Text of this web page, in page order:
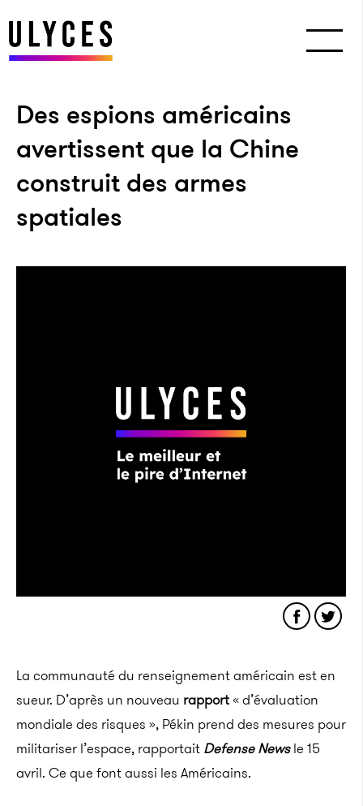
Des espions américains
avertissent que la Chine
construit des armes
spatiales
La communauté du renseignement américain est en
sueur. D’après un nouveau rapport« d’évaluation
mondiale des risques », Pékin prend des mesures pour
militariser l’espace, rapportait Defense Newsle 15
avril. Ce que font aussi les Américains.